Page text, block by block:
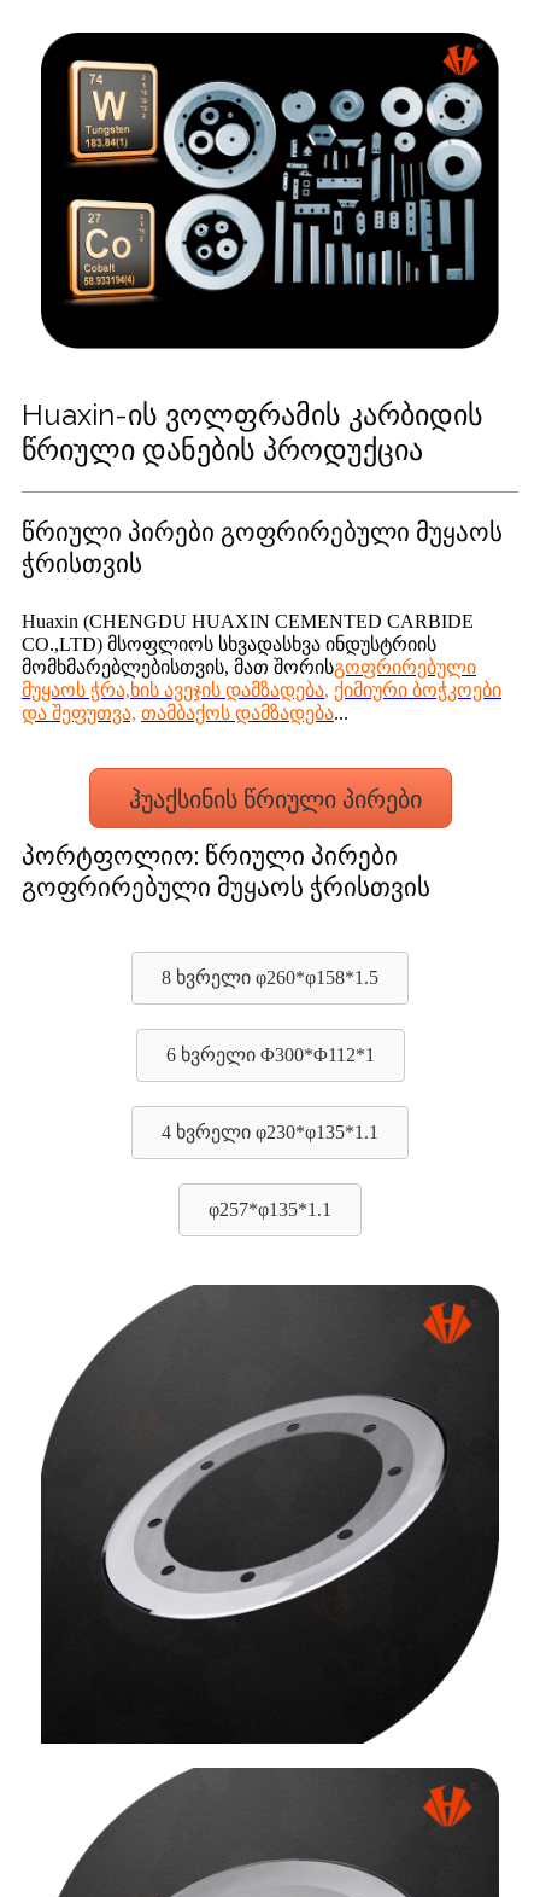
Huaxin-ის ვოლფრამის კარბიდის
წრიული დანების პროდუქცია
წრიული პირები გოფრირებული მუყაოს
ჭრისთვის
Huaxin (CHENGDU HUAXIN CEMENTED CARBIDE
CO.,LTD) მსოფლიოს სხვადასხვა ინდუსტრიის
მომხმარებლებისთვის, მათ შორისგოფრირებული
მუყაოს ჭრა,ხის ავეჯის დამზადება, ქიმიური ბოჭკოები
და შეფუთვა, თამბაქოს დამზადება...
ჰუაქსინის წრიული პირები
პორტფოლიო: წრიული პირები
გოფრირებული მუყაოს ჭრისთვის
8 ხვრელი φ260*φ158*1.5
6 ხვრელი Φ300*Φ112*1
4 ხვრელი φ230*φ135*1.1
φ257*φ135*1.1